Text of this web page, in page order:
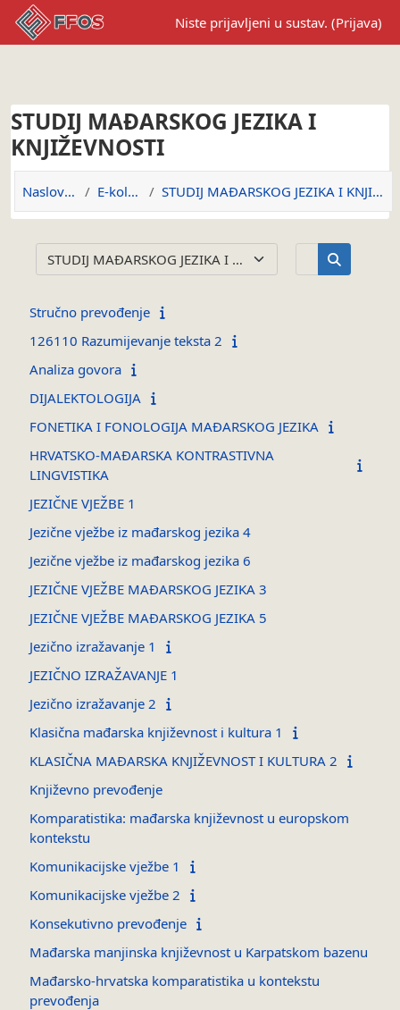
Preskoči na sadržaj
Niste prijavljeni u sustav. (Prijava)
STUDIJ MAĐARSKOG JEZIKA I
KNJIŽEVNOSTI
Naslovnica E-kolegiji STUDIJ MAĐARSKOG JEZIKA I KNJIŽEVNOSTI
Popis e-kolegija
Pretraži e-
Pretraži
Stručno prevođenje
126110 Razumijevanje teksta 2
Analiza govora
DIJALEKTOLOGIJA
FONETIKA I FONOLOGIJA MAĐARSKOG JEZIKA
HRVATSKO-MAĐARSKA KONTRASTIVNA
LINGVISTIKA
JEZIČNE VJEŽBE 1
Jezične vježbe iz mađarskog jezika 4
Jezične vježbe iz mađarskog jezika 6
JEZIČNE VJEŽBE MAĐARSKOG JEZIKA 3
JEZIČNE VJEŽBE MAĐARSKOG JEZIKA 5
Jezično izražavanje 1
JEZIČNO IZRAŽAVANJE 1
Jezično izražavanje 2
Klasična mađarska književnost i kultura 1
KLASIČNA MAĐARSKA KNJIŽEVNOST I KULTURA 2
Književno prevođenje
Komparatistika: mađarska književnost u europskom
kontekstu
Komunikacijske vježbe 1
Komunikacijske vježbe 2
Konsekutivno prevođenje
Mađarska manjinska književnost u Karpatskom bazenu
Mađarsko-hrvatska komparatistika u kontekstu
prevođenja